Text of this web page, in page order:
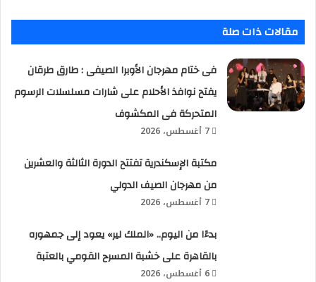
مقالات ذات صلة
فى ختام مهرجان الأوبرا الصيفى : طارق طرقان
يفتح نوافذ الأحلام على شارات مسلسلات الرسوم
المتحركة فى المكشوف
7 أغسطس، 2026
مكتبة الإسكندرية تفتتح الدورة الثالثة والعشرين
من مهرجان الصيف الدولي
7 أغسطس، 2026
بدءًا من اليوم.. «الملك لير» يعود إلى جمهوره
بالقاهرة على خشبة المسرح القومي بالعتبة
6 أغسطس، 2026